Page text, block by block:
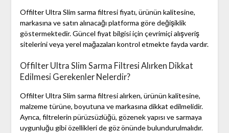
Offilter Ultra Slim sarma filtresi fiyatı, ürünün kalitesine,
markasına ve satın alınacağı platforma göre değişiklik
göstermektedir. Güncel fiyat bilgisi için çevrimiçi alışveriş
sitelerini veya yerel mağazaları kontrol etmekte fayda vardır.
Offilter Ultra Slim Sarma Filtresi Alırken Dikkat
Edilmesi Gerekenler Nelerdir?
Offilter Ultra Slim sarma filtresi alırken, ürünün kalitesine,
malzeme türüne, boyutuna ve markasına dikkat edilmelidir.
Ayrıca, filtrelerin pürüzsüzlüğü, gözenek yapısı ve sarmaya
uygunluğu gibi özellikleri de göz önünde bulundurulmalıdır.